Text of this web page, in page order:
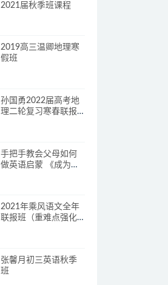
2021届秋季班课程
2019高三温卿地理寒
假班
孙国勇2022届高考地
理二轮复习寒春联报
手把手教会父母如何
做英语启蒙 《成为孩
2021年乘风语文全年
联报班（重难点强化
张馨月初三英语秋季
班